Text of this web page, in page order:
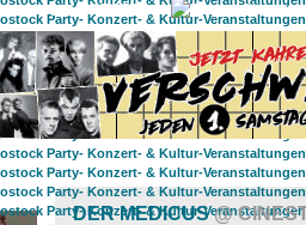
DIVERSES
DER MEDICUS@